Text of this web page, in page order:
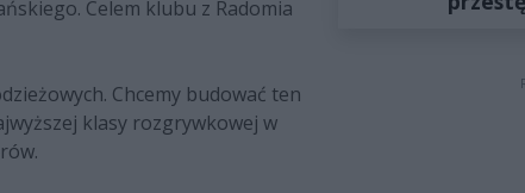
Celem klubu z Radomia
Chcemy budować ten
klasy rozgrywkowej w